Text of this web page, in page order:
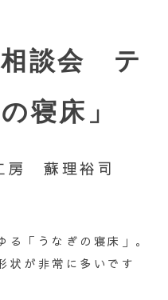
談会 テ
寝床」
房 蘇理裕司
る「うなぎの寝床」。
状が非常に多いです